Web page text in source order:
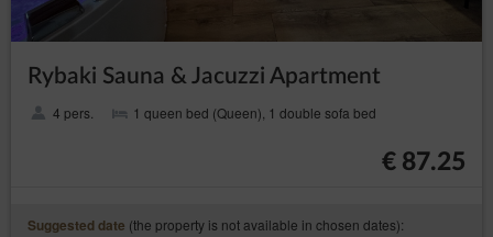
Rybaki Sauna & Jacuzzi Apartment
4 pers. 1 queen bed (Queen), 1 double sofa bed
€ 87.25
Suggested date (the property is not available in chosen dates):